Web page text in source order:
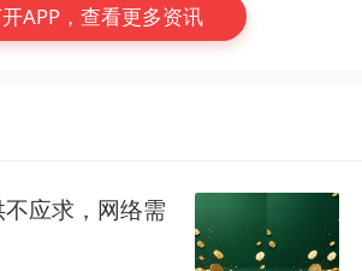
APP，查看更多资讯
应求，网络需